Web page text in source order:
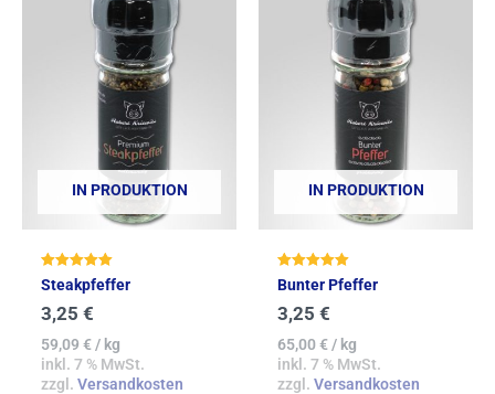
IN PRODUKTION
Bewertet mit
5.00
von 5
Steakpfeffer
3,25 €
59,09 €/ kg
inkl. 7 % MwSt.
zzgl. Versandkosten
IN PRODUKTION
Bewertet mit
5.00
von 5
Bunter Pfeffer
3,25 €
65,00€/ kg
inkl. 7 % MwSt.
zzgl. Versandkosten